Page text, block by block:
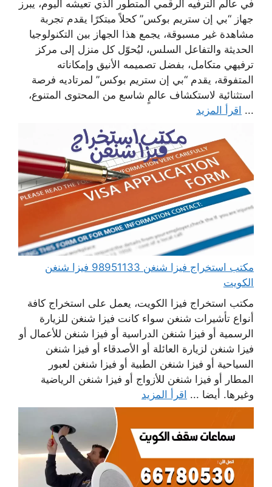
في عالم الترفيه الرقمي المتطور الذي تعيشه اليوم، يبرز
جهاز “بي إن ستريم بوكس” كحلاً مبتكرًا يقدم تجربة
مشاهدة غير مسبوقة، يجمع هذا الجهاز بين التكنولوجيا
الحديثة والتفاعل السلس، ليُحوّل كل منزل إلى مركز
ترفيهي متكامل، بفضل تصميمه الأنيق وإمكاناته
المتفوقة، يقدم “بي إن ستريم بوكس” لمرتاديه فرصة
استثنائية لاستكشاف عالمٍ شاسع من المحتوى المتنوع،
... اقرأ المزيد
مكتب استخراج فيزا شنغن 98951133 فيزا شنغن
الكويت
مكتب استخراج فيزا الكويت، يعمل على استخراج كافة
أنواع تأشيرات شنغن سواء كانت فيزا شنغن للزيارة
الرسمية أو فيزا شنغن الدراسية أو فيزا شنغن للأعمال أو
فيزا شنغن لزيارة العائلة أو الأصدقاء أو فيزا شنغن
السياحية أو فيزا شنغن الطبية أو فيزا شنغن لعبور
المطار أو فيزا شنغن للأزواج أو فيزا شنغن الرياضية
وغيرها. أيضا ... اقرأ المزيد